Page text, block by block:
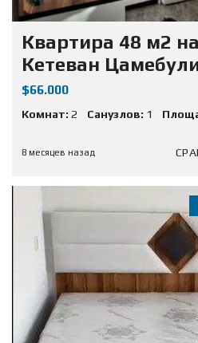
Квартира 48 м2
Кетеван
$66.000
Комнат: 2 Санузлов: 1
8 месяцев назад